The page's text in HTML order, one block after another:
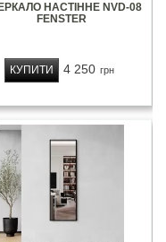
НАСТІННЕ NVD-08
FENSTER
4 250 грн
КУПИТИ